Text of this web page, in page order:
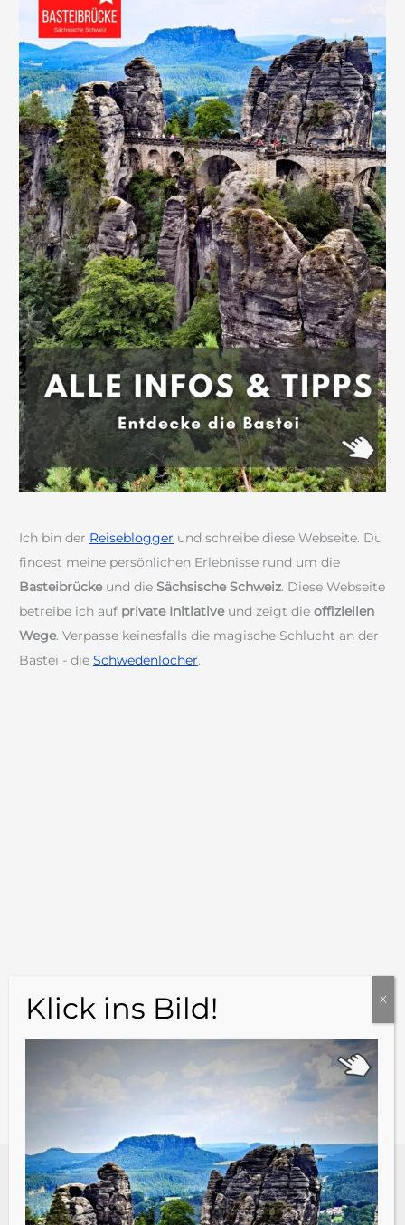
Ich bin der Reiseblogger und schreibe diese Webseite. Du
findest meine persönlichen Erlebnisse rund um die
Basteibrückeund dieSächsische Schweiz. Diese Webseite
betreibe ich auf private Initiativeund zeigt dieoffiziellen
Wege. Verpasse keinesfalls die magische Schlucht an der
Bastei - dieSchwedenlöcher.
Basteibrücke
Basteibrücke gesperrt
Wo ist die Basteibrücke?